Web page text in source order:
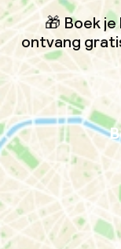
🎁 Boek
ontvang